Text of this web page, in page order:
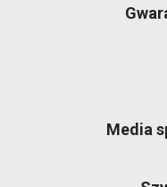
Media